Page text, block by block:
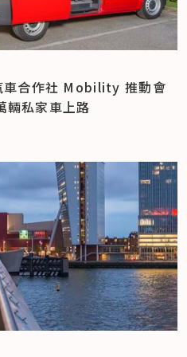
合作社 Mobility 推動會
輛私家車上路